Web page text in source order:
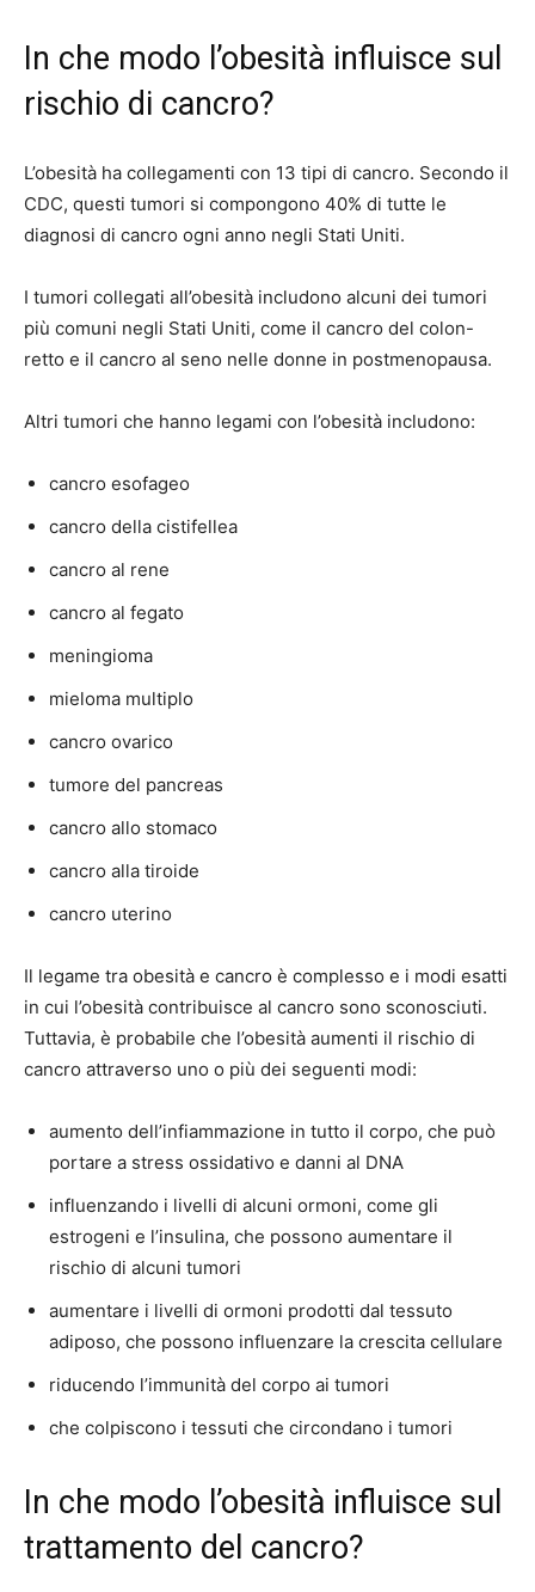
In che modo l’obesità influisce sul
rischio di cancro?
L’obesità ha collegamenti con 13 tipi di cancro. Secondo il
CDC, questi tumori si compongono 40% di tutte le
diagnosi di cancro ogni anno negli Stati Uniti.
I tumori collegati all’obesità includono alcuni dei tumori
più comuni negli Stati Uniti, come il cancro del colon-
retto e il cancro al seno nelle donne in postmenopausa.
Altri tumori che hanno legami con l’obesità includono:
cancro esofageo
cancro della cistifellea
cancro al rene
cancro al fegato
meningioma
mieloma multiplo
cancro ovarico
tumore del pancreas
cancro allo stomaco
cancro alla tiroide
cancro uterino
Il legame tra obesità e cancro è complesso e i modi esatti
in cui l’obesità contribuisce al cancro sono sconosciuti.
Tuttavia, è probabile che l’obesità aumenti il ​​rischio di
cancro attraverso uno o più dei seguenti modi:
aumento dell’infiammazione in tutto il corpo, che può
portare a stress ossidativo e danni al DNA
influenzando i livelli di alcuni ormoni, come gli
estrogeni e l’insulina, che possono aumentare il
rischio di alcuni tumori
aumentare i livelli di ormoni prodotti dal tessuto
adiposo, che possono influenzare la crescita cellulare
riducendo l’immunità del corpo ai tumori
che colpiscono i tessuti che circondano i tumori
In che modo l’obesità influisce sul
trattamento del cancro?